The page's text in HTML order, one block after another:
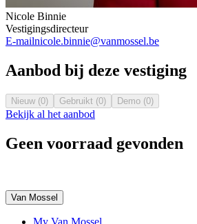
Nicole Binnie
Vestigingsdirecteur
E-mailnicole.binnie@vanmossel.be
Aanbod bij deze vestiging
Nieuw (0) Gebruikt (0) Demo (0)
Bekijk al het aanbod
Geen voorraad gevonden
Van Mossel
My Van Mossel